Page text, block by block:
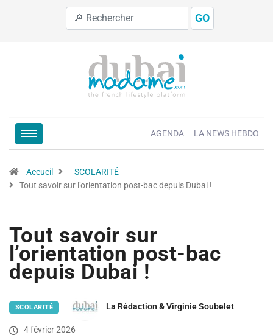
GO
AGENDA LA NEWS HEBDO
Accueil
SCOLARITÉ
Tout savoir sur l’orientation post-bac depuis Dubai !
Tout savoir sur
l’orientation post-bac
depuis Dubai !
SCOLARITÉ La Rédaction & Virginie Soubelet
4 février 2026